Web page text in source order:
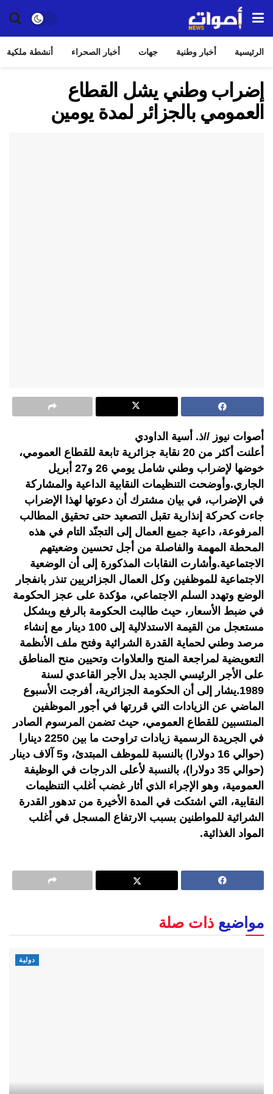
الرئيسية أخبار وطنية جهات أخبار الصحراء أنشطة ملكية
إضراب وطني يشل القطاع
العمومي بالجزائر لمدة يومين
أصوات نيوز //ذ. أسية الداودي
أعلنت أكثر من 20 نقابة جزائرية تابعة للقطاع العمومي،
خوضها لإضراب وطني شامل يومي 26 و27 أبريل
الجاري.وأوضحت التنظيمات النقابية الداعية والمشاركة
في الإضراب، في بيان مشترك أن دعوتها لهذا الإضراب
جاءت كحركة إنذارية تقبل التصعيد حتى تحقيق المطالب
المرفوعة، داعية جميع العمال إلى التجنّد التام في هذه
المحطة المهمة والفاصلة من أجل تحسين وضعيتهم
الاجتماعية.وأشارت النقابات المذكورة إلى أن الوضعية
الاجتماعية للموظفين وكل العمال الجزائريين تنذر بانفجار
الوضع وتهدد السلم الاجتماعي، مؤكدة على عجز الحكومة
في ضبط الأسعار، حيث طالبت الحكومة بالرفع وبشكل
مستعجل من القيمة الاستدلالية إلى 100 دينار مع إنشاء
مرصد وطني لحماية القدرة الشرائية وفتح ملف الأنظمة
التعويضية لمراجعة المنح والعلاوات وتحيين منح المناطق
على الأجر الرئيسي الجديد بدل الأجر القاعدي لسنة
1989.يشار إلى أن الحكومة الجزائرية، أفرجت الأسبوع
الماضي عن الزيادات التي قررتها في أجور الموظفين
المنتسبين للقطاع العمومي، حيث تضمن المرسوم الصادر
في الجريدة الرسمية زيادات تراوحت ما بين 2250 دينارا
(حوالي 16 دولارا) بالنسبة للموظف المبتدئ، و5 آلاف دينار
(حوالي 35 دولارا)، بالنسبة لأعلى الدرجات في الوظيفة
العمومية، وهو الإجراء الذي أثار غضب أغلب التنظيمات
النقابية، التي اشتكت في المدة الأخيرة من تدهور القدرة
الشرائية للمواطنين بسبب الارتفاع المسجل في أغلب
المواد الغذائية.
مواضيع ذات صلة
دولية